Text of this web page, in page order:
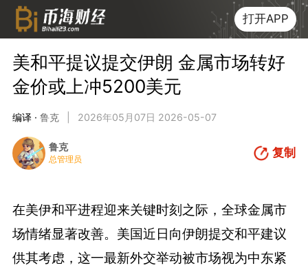
打开APP
美和平提议提交伊朗 金属市场转好
金价或上冲5200美元
编译 · 鲁克 2026年05月07日 2026-05-07
鲁克
总管理员 复制
在美伊和平进程迎来关键时刻之际，全球金属市
场情绪显著改善。美国近日向伊朗提交和平建议
供其考虑，这一最新外交举动被市场视为中东紧